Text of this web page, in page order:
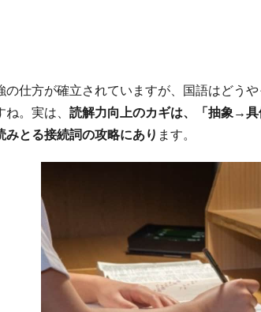
の仕方が確立されていますが、国語はどう
。実は、 読解力向上のカギは、「抽象→
みとる接続詞の攻略にあり ます。